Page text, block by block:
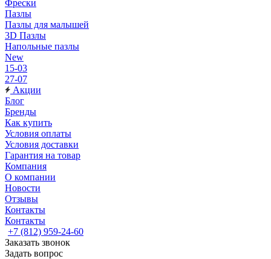
Фрески
Пазлы
Пазлы для малышей
3D Пазлы
Напольные пазлы
New
15-03
27-07
Акции
Блог
Бренды
Как купить
Условия оплаты
Условия доставки
Гарантия на товар
Компания
О компании
Новости
Отзывы
Контакты
Контакты
+7 (812) 959-24-60
Заказать звонок
Задать вопрос